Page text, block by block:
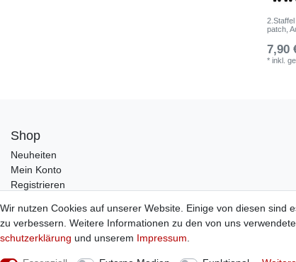
patch,
7,90
*inkl.
Shop
Neuheiten
Mein Konto
Registrieren
Wir nutzen Cookies auf unserer Website. Einige von diesen sind
zu verbessern. Weitere Informationen zu den von uns
schutz­erklärung und unserem Impressum